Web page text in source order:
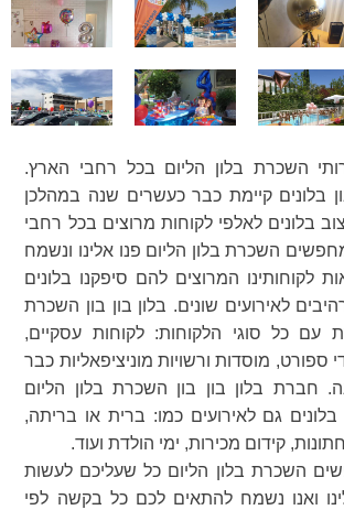
השכרת בלון הליום בכל רחבי הארץ.
בלונים קיימת כבר כעשרים שנה במהלכן
בלונים לאלפי לקוחות מרוצים בכל רחבי
השכרת בלון הליום פנו אלינו ונשמח
לקוחותינו המרוצים להם סיפקנו בלונים
לאירועים שונים. בלון בון בון השכרת
עם כל סוגי הלקוחות: לקוחות עסקיים,
ספורט, מוסדות ורשויות מוניציפאליות כבר
מ-15 שנה. חברת בלון בון בון השכרת בלון הליום
גם לאירועים כמו: ברית או בריתה,
קידום מכירות, ימי הולדת ועוד.
השכרת בלון הליום כל שעליכם לעשות
ואנו נשמח להתאים לכם כל בקשה לפי